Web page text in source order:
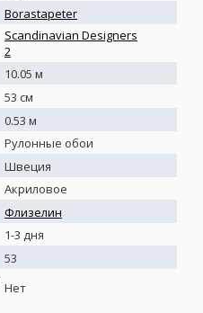
Borastapeter
Scandinavian Designers
2
10.05 м
53 см
0.53 м
Рулонные обои
Швеция
Акриловое
Флизелин
1-3 дня
53
Нет